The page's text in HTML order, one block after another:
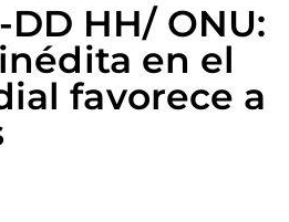
DD HH/ ONU:
en el
favorece a